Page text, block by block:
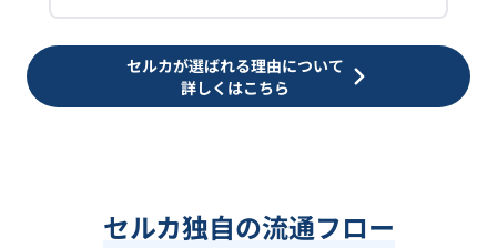
セルカが選ばれる理由について
詳しくはこちら
セルカ独自の流通フロー